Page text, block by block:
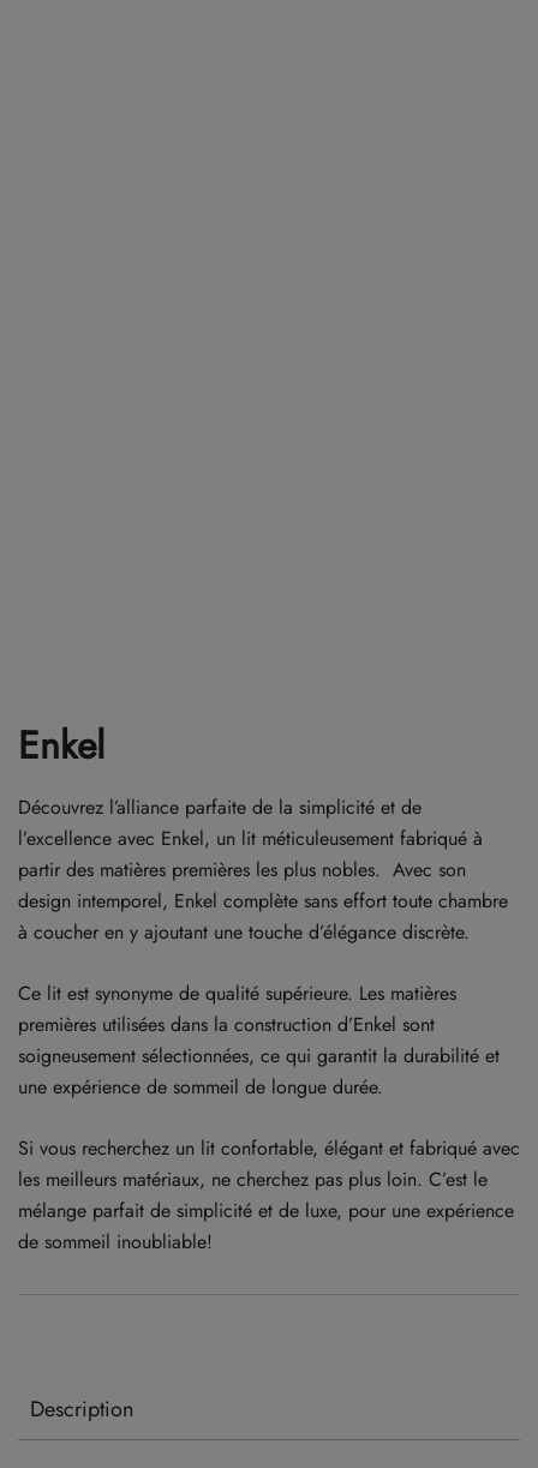
Enkel
Découvrez l’alliance parfaite de la simplicité et de
l’excellence avec Enkel, un lit méticuleusement fabriqué à
partir des matières premières les plus nobles. Avec son
design intemporel, Enkel complète sans effort toute chambre
à coucher en y ajoutant une touche d’élégance discrète.
Ce lit est synonyme de qualité supérieure. Les matières
premières utilisées dans la construction d’Enkel sont
soigneusement sélectionnées, ce qui garantit la durabilité et
une expérience de sommeil de longue durée.
Si vous recherchez un lit confortable, élégant et fabriqué avec
les meilleurs matériaux, ne cherchez pas plus loin. C’est le
mélange parfait de simplicité et de luxe, pour une expérience
de sommeil inoubliable!
Description